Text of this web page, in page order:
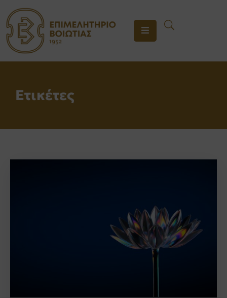
ΤΟ
ΕΠΙΜΕΛΗΤΗΡΙΟ
ΕΝΗΜΕΡΩΣΗ
Ετικέτες